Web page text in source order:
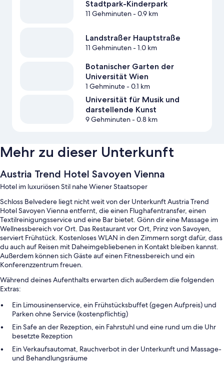
Stadtpark-Kinderpark
11 Gehminuten- 0.9 km
Landstraßer Hauptstraße
11 Gehminuten- 1.0 km
Botanischer Garten der
Universität Wien
1 Gehminute- 0.1 km
Universität für Musik und
darstellende Kunst
9 Gehminuten- 0.8 km
Mehr zu dieser Unterkunft
Austria Trend Hotel Savoyen Vienna
Hotel im luxuriösen Stil nahe Wiener Staatsoper
Schloss Belvedere liegt nicht weit von der Unterkunft Austria Trend
Hotel Savoyen Vienna entfernt, die einen Flughafentransfer, einen
Textilreinigungsservice und eine Bar bietet. Gönn dir eine Massage im
Wellnessbereich vor Ort. Das Restaurant vor Ort, Prinz von Savoyen,
serviert Frühstück. Kostenloses WLAN in den Zimmern sorgt dafür, dass
du auch auf Reisen mit Daheimgebliebenen in Kontakt bleiben kannst.
Außerdem können sich Gäste auf einen Fitnessbereich und ein
Konferenzzentrum freuen.
Während deines Aufenthalts erwarten dich außerdem die folgenden
Extras:
Ein Limousinenservice, ein Frühstücksbuffet (gegen Aufpreis) und
Parken ohne Service (kostenpflichtig)
Ein Safe an der Rezeption, ein Fahrstuhl und eine rund um die Uhr
besetzte Rezeption
Ein Verkaufsautomat, Rauchverbot in der Unterkunft und Massage-
und Behandlungsräume